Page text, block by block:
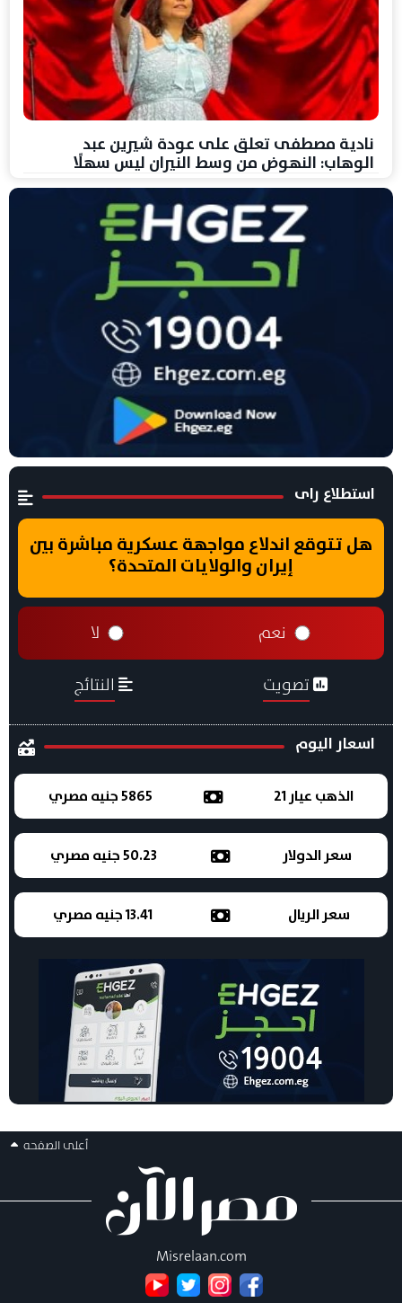
نادية مصطفى تعلق على عودة شيرين عبد
الوهاب: النهوض من وسط النيران ليس سهلًا
استطلاع راى
هل تتوقع اندلاع مواجهة عسكرية مباشرة بين
إيران والولايات المتحدة؟
نعم لا
تصويت النتائج
اسعار اليوم
الذهب عيار 21 5865 جنيه مصري
سعر الدولار 50.23 جنيه مصري
سعر الريال 13.41 جنيه مصري
أعلى الصفحه
Misrelaan.com